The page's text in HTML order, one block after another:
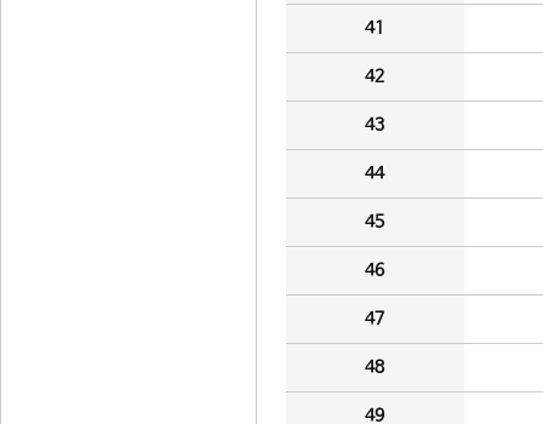
41
42
43
44
45
46
47
48
49